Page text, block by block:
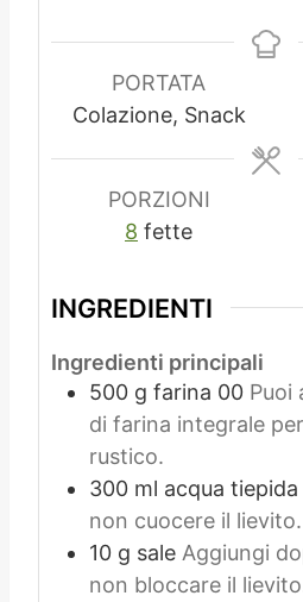
n
u
t
u
PORTATA
Colazione, Snack
PORZIONI
8 fette
INGREDIENTI
Ingredienti principali
500 g farina 00 Puoi
di farina integrale
rustico.
300 ml acqua tiepida
non cuocere il lievito.
10 g sale Aggiungi
non bloccare il